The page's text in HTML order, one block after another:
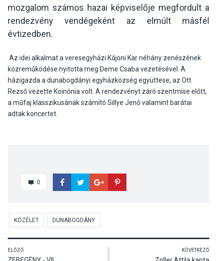
mozgalom számos hazai képviselője megfordult a
rendezvény vendégeként az elmúlt másfél
évtizedben.
Az idei alkalmat a veresegyházi Kájoni Kar néhány zenészének
közreműködése nyitotta meg Deme Csaba vezetésével. A
házigazda a dunabogdányi egyházközség együttese, az Ott
Rezső vezette Koinónia volt. A rendezvényt záró szentmise előtt,
a műfaj klasszikusának számító Sillye Jenő valamint barátai
adtak koncertet.
0
KÖZÉLET DUNABOGDÁNY
ELŐZŐ KÖVETKEZŐ